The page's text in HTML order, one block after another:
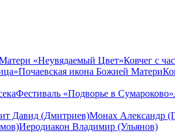
«Неувядаемый Цвет»Ковчег с
Почаевская икона Божией Матери
Фестиваль «Подворье в Сумароково»
Давид (Дмитриев)Монах Александр
Иеродиакон Владимир (Ульянов)